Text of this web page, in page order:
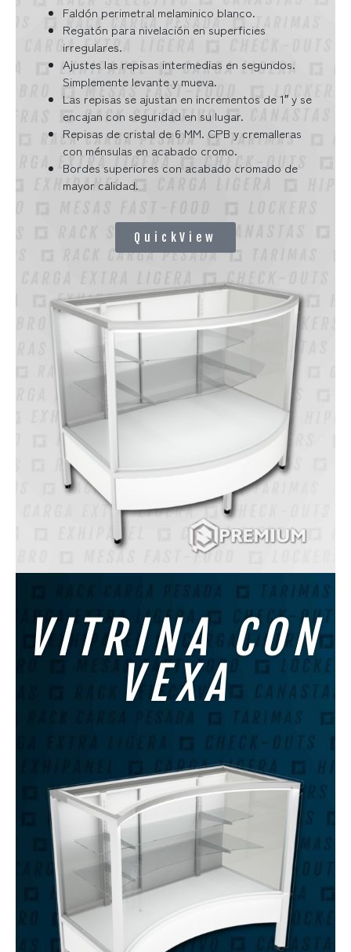
Faldón perimetral melaminico blanco.
Regatón para nivelación en superficies
irregulares.
Ajustes las repisas intermedias en segundos.
Simplemente levante y mueva.
Las repisas se ajustan en incrementos de 1″ y se
encajan con seguridad en su lugar.
Repisas de cristal de 6 MM. CPB y cremalleras
con ménsulas en acabado cromo.
Bordes superiores con acabado cromado de
mayor calidad.
QuickView
VITRINA CON
VEXA